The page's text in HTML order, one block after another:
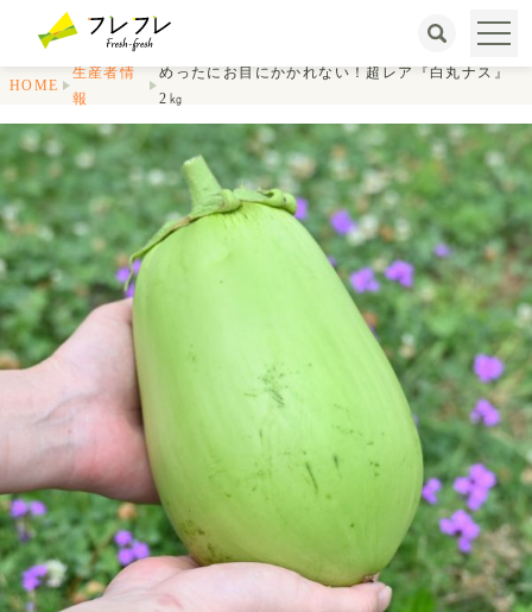
HOME
生産者情
報
めったにお目にかかれない！超レア『白丸ナス』
2㎏